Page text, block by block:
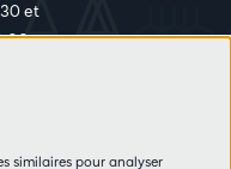
et
similaires pour analyser